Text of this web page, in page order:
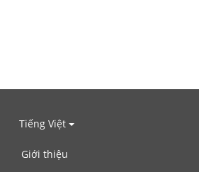
Tiếng Việt
Giới thiệu